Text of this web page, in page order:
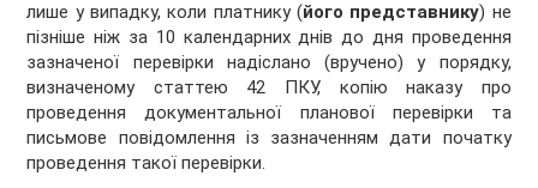
лише у випадку, коли платнику (його представнику) не
пізніше ніж за 10 календарних днів до дня проведення
зазначеної перевірки надіслано (вручено) у порядку,
визначеному статтею 42 ПКУ, копію наказу про
проведення документальної планової перевірки та
письмове повідомлення із зазначенням дати початку
проведення такої перевірки.